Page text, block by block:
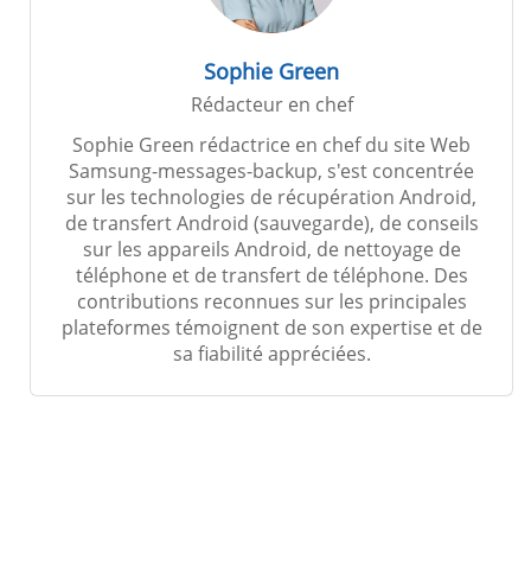
Sophie Green
Rédacteur en chef
Sophie Green rédactrice en chef du site Web
Samsung-messages-backup, s'est concentrée
sur les technologies de récupération Android,
de transfert Android (sauvegarde), de conseils
sur les appareils Android, de nettoyage de
téléphone et de transfert de téléphone. Des
contributions reconnues sur les principales
plateformes témoignent de son expertise et de
sa fiabilité appréciées.